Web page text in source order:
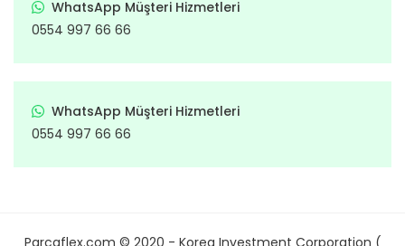
WhatsApp Müşteri Hizmetleri
0554 997 66 66
WhatsApp Müşteri Hizmetleri
0554 997 66 66
Parcaflex.com © 2020 - Korea Investment Corporation (